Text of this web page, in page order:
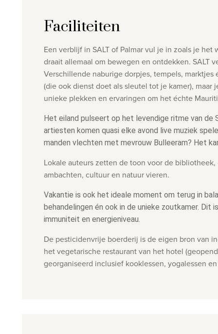
Faciliteiten
Een verblijf in SALT of Palmar vul je in zoals je
draait allemaal om bewegen en ontdekken.
Verschillende naburige dorpjes, tempels,
(die ook dienst doet als sleutel tot je kamer), maar
unieke plekken en ervaringen om het échte
Het eiland pulseert op het levendige ritme van
artiesten komen quasi elke avond live muziek
manden vlechten met mevrouw Bulleeram? Het
Lokale auteurs zetten de toon voor de
ambachten, cultuur en natuur vieren.
Vakantie is ook het ideale moment om terug in
behandelingen én ook in de unieke zoutkamer.
immuniteit en energieniveau.
De pesticidenvrije boerderij is de eigen bron van
het vegetarische restaurant van het hotel
georganiseerd inclusief kooklessen, yogalessen